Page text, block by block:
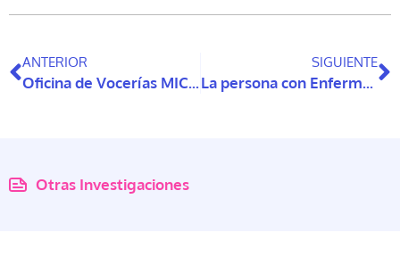
ANTERIOR
Oficina de Vocerías MICARE: Por los derechos de las personas con discapacidad
SIGUIENTE
La persona con Enfermedad de Alzheimer como protagonista
Otras Investigaciones